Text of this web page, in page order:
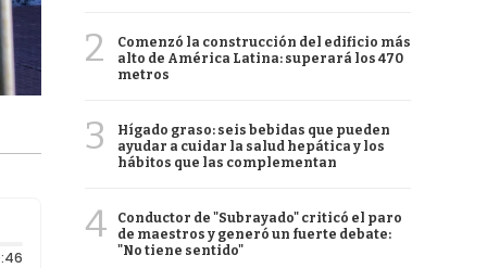
Duración: 46 segundos
2
Comenzó la construcción del edificio más
alto de América Latina: superará los 470
metros
3
Hígado graso: seis bebidas que pueden
ayudar a cuidar la salud hepática y los
hábitos que las complementan
4
Conductor de "Subrayado" criticó el paro
de maestros y generó un fuerte debate:
"No tiene sentido"